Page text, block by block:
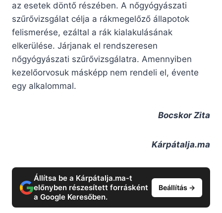
az esetek döntő részében. A nőgyógyászati
szűrővizsgálat célja a rákmegelőző állapotok
felismerése, ezáltal a rák kialakulásának
elkerülése. Járjanak el rendszeresen
nőgyógyászati szűrővizsgálatra. Amennyiben
kezelőorvosuk másképp nem rendeli el, évente
egy alkalommal.
Bocskor Zita
Kárpátalja.ma
Állítsa be a Kárpátalja.ma-t
előnyben részesített forrásként
a Google Keresőben.
Beállítás →